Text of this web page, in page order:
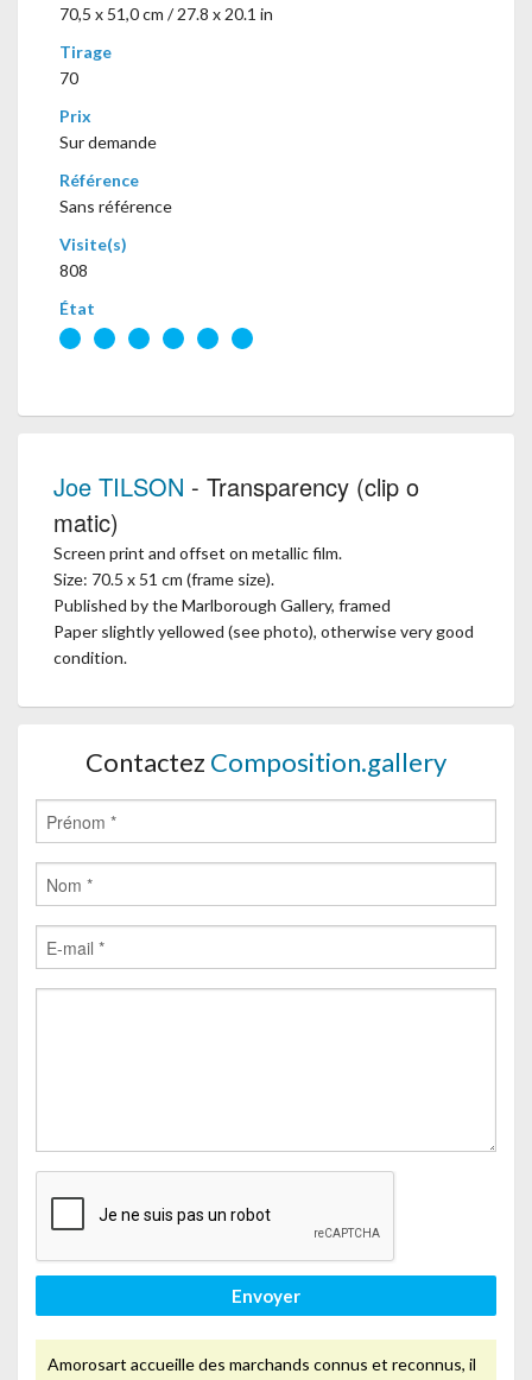
70,5 x 51,0 cm / 27.8 x 20.1 in
Tirage
70
Prix
Sur demande
Référence
Sans référence
Visite(s)
808
État
Joe TILSON - Transparency (clip o
matic)
Screen print and offset on metallic film.
Size: 70.5 x 51 cm (frame size).
Published by the Marlborough Gallery, framed
Paper slightly yellowed (see photo), otherwise very good
condition.
Contactez Composition.gallery
Envoyer
Amorosart accueille des marchands connus et reconnus, il